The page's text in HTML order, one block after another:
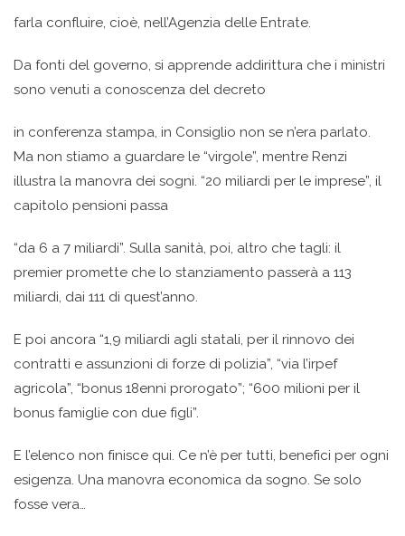
farla confluire, cioè, nell’Agenzia delle Entrate.
Da fonti del governo, si apprende addirittura che i ministri
sono venuti a conoscenza del decreto
in conferenza stampa, in Consiglio non se n’era parlato.
Ma non stiamo a guardare le “virgole”, mentre Renzi
illustra la manovra dei sogni. “20 miliardi per le imprese”, il
capitolo pensioni passa
“da 6 a 7 miliardi”. Sulla sanità, poi, altro che tagli: il
premier promette che lo stanziamento passerà a 113
miliardi, dai 111 di quest’anno.
E poi ancora “1,9 miliardi agli statali, per il rinnovo dei
contratti e assunzioni di forze di polizia”, “via l’irpef
agricola”, “bonus 18enni prorogato”; “600 milioni per il
bonus famiglie con due figli”.
E l’elenco non finisce qui. Ce n’è per tutti, benefici per ogni
esigenza. Una manovra economica da sogno. Se solo
fosse vera…